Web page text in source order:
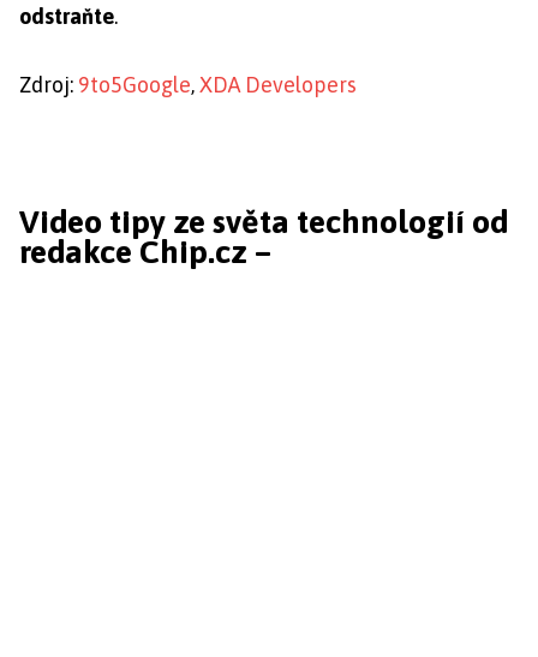
odstraňte.
Zdroj: 9to5Google, XDA Developers
Video tipy ze světa technologií od
redakce Chip.cz –